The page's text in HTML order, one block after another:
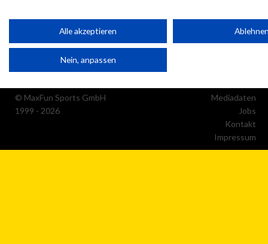
© MaxFun Sports GmbH
1999 - 2026
Mediadaten
Jobs
Kontakt
Impressum
Partnerliste anzeigen (1 IAB-Anbieter)
Wir nutzen Ihre Daten für folgende Zwecke:
IAB-Verarbeitungszwecke:
Alle akzeptieren
Nein, anpassen